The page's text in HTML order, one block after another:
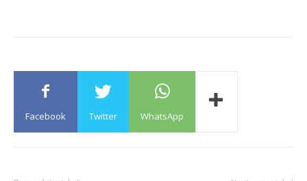
Facebook Twitter WhatsApp